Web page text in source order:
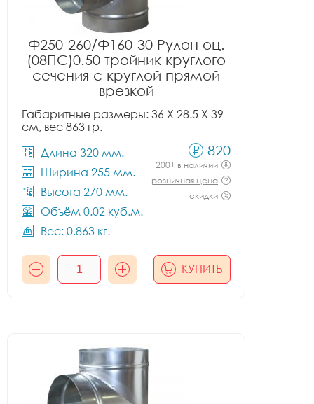
Ф250-260/Ф160-30 Рулон оц.
(08ПС)0.50 тройник круглого
сечения с круглой прямой
врезкой
Габаритные размеры: 36 X 28.5 X 39
см, вес 863 гр.
Длина 320 мм.
Ширина 255 мм.
Высота 270 мм.
Объём 0.02 куб.м.
Вес: 0.863 кг.
820
200+ в наличии
розничная цена
скидки
КУПИТЬ